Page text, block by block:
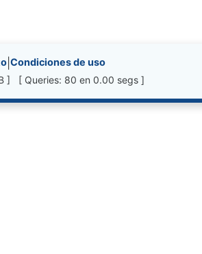
Condiciones de uso
] [ Queries: 80 en 0.00 segs ]